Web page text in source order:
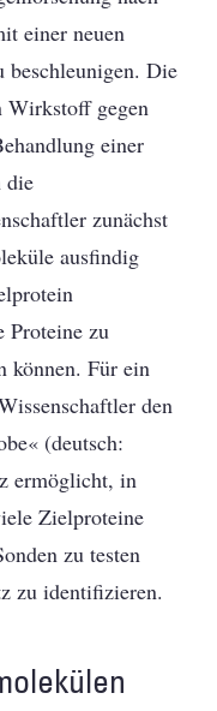
einer neuen
beschleunigen. Die
Wirkstoff gegen
einer
die
zunächst
ausfindig
Proteine zu
können. Für ein
den
(deutsch:
ermöglicht, in
Zielproteine
zu testen
zu identifizieren.